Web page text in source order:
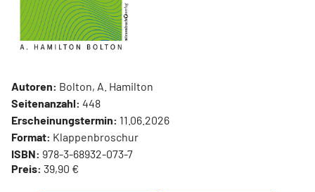
Autoren: Bolton, A. Hamilton
Seitenanzahl: 448
Erscheinungstermin: 11.06.2026
Format: Klappenbroschur
ISBN: 978-3-68932-073-7
Preis: 39,90 €